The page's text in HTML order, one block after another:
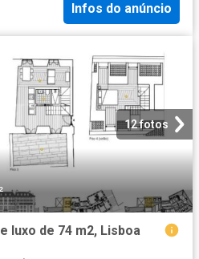
Infos do anúncio
12 fotos
luxo de 74 m2, Lisboa